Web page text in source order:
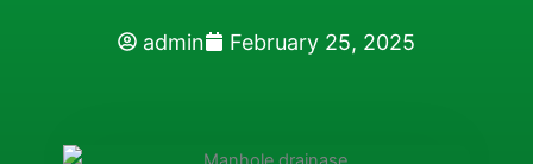
admin February 25, 2025